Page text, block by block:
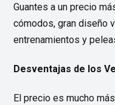
Guantes a un precio
cómodos, gran diseño
entrenamientos y
Desventajas de los
El precio es mucho